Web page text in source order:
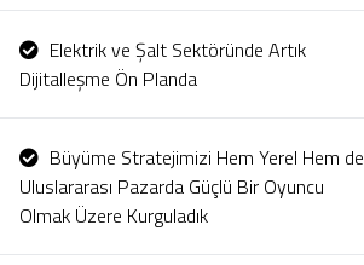
Elektrik ve Şalt Sektöründe Artık
Dijitalleşme Ön Planda
Büyüme Stratejimizi Hem Yerel Hem de
Uluslararası Pazarda Güçlü Bir Oyuncu
Olmak Üzere Kurguladık